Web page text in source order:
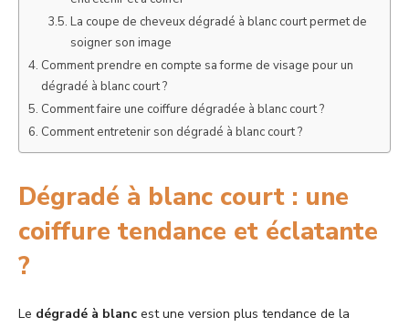
La coupe de cheveux dégradé à blanc court permet de
soigner son image
Comment prendre en compte sa forme de visage pour un
dégradé à blanc court ?
Comment faire une coiffure dégradée à blanc court ?
Comment entretenir son dégradé à blanc court ?
Dégradé à blanc court : une
coiffure tendance et éclatante
?
Le dégradé à blanc est une version plus tendance de la